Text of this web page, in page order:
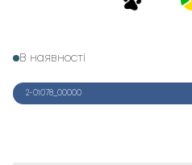
В наявності
2-01078_00000